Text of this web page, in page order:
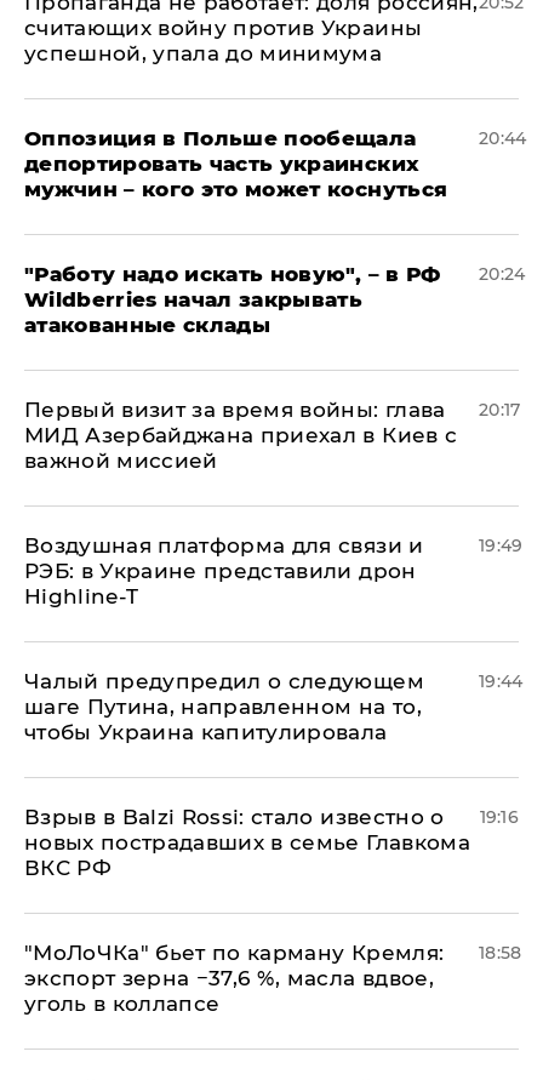
считающих войну против Украины
успешной, упала до минимума
Оппозиция в Польше пообещала
депортировать часть украинских
мужчин – кого это может коснуться
20:44
"Работу надо искать новую", – в РФ
Wildberries начал закрывать
атакованные склады
20:24
Первый визит за время войны: глава
МИД Азербайджана приехал в Киев с
важной миссией
20:17
Воздушная платформа для связи и
РЭБ: в Украине представили дрон
Highline-T
19:49
Чалый предупредил о следующем
шаге Путина, направленном на то,
чтобы Украина капитулировала
19:44
Взрыв в Balzi Rossi: стало известно о
новых пострадавших в семье Главкома
ВКС РФ
19:16
​"МоЛоЧКа" бьет по карману Кремля:
экспорт зерна −37,6 %, масла вдвое,
уголь в коллапсе
18:58